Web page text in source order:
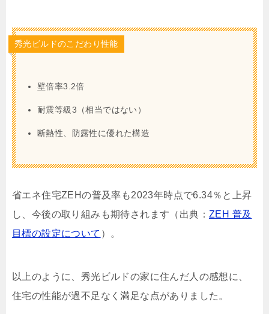
秀光ビルドのこだわり性能
壁倍率3.2倍
耐震等級3（相当ではない）
断熱性、防露性に優れた構造
省エネ住宅ZEHの普及率も2023年時点で6.34％と上昇
し、今後の取り組みも期待されます（出典： ZEH 普及
目標の設定について ）。
以上のように、秀光ビルドの家に住んだ人の感想に、
住宅の性能が過不足なく満足な点がありました。